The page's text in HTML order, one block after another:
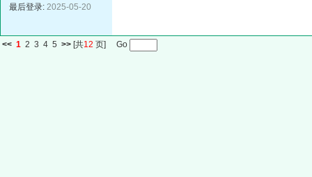
最后登录: 2025-05-20
<< 1 2 3 4 5 >> [共12 页] Go